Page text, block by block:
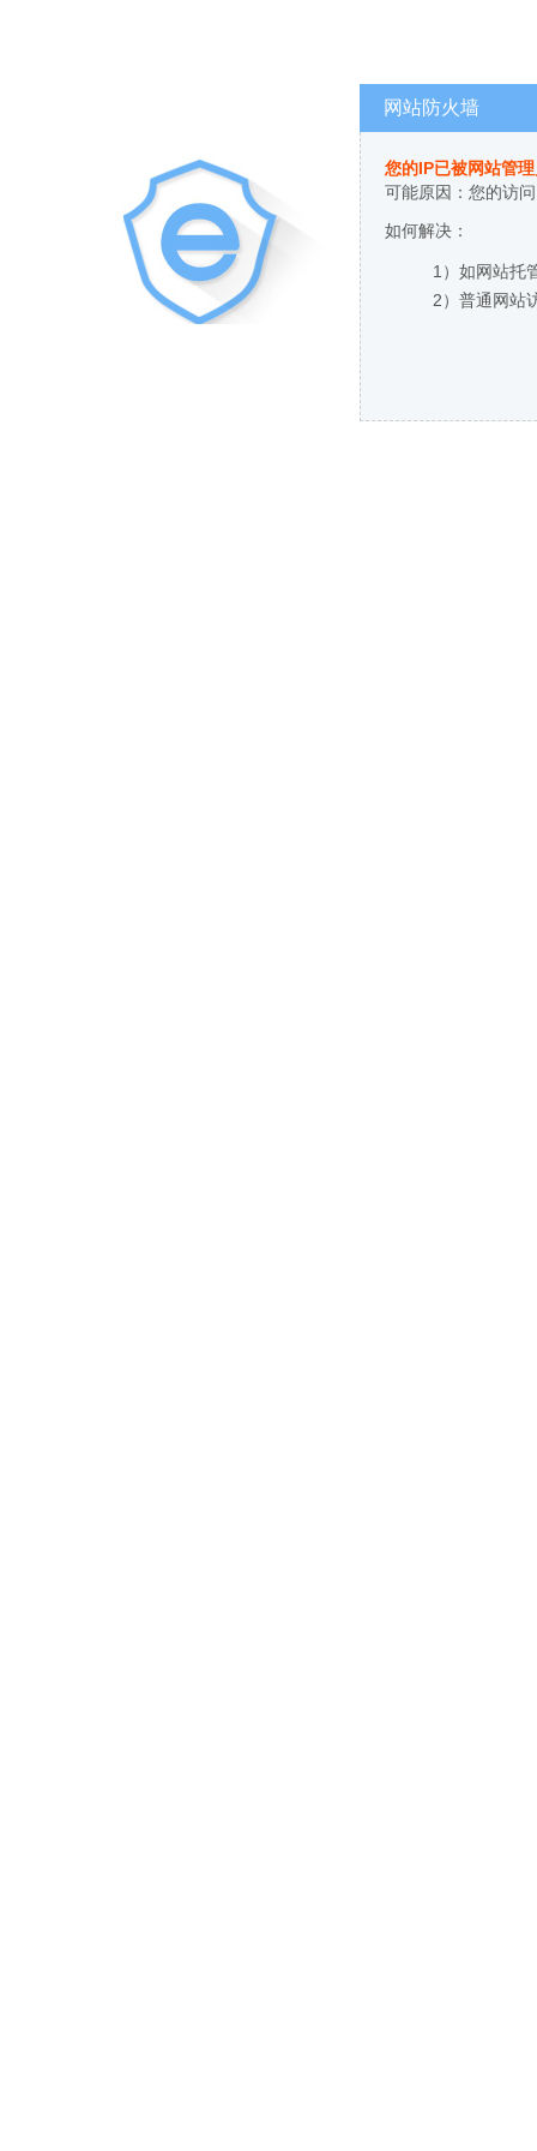
网站防火墙
您的IP已被网站管
可能原因：您的访
如何解决：
1）如网站托
2）普通网站